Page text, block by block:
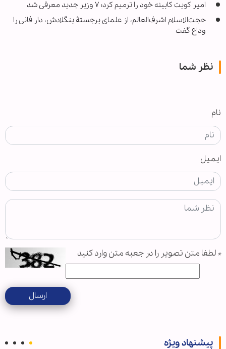
امیر کویت کابینه خود را ترمیم کرد؛ ۷ وزیر جدید معرفی شد
حجت‌الاسلام اشرف‌العالم، از علمای برجستۀ بنگلادش، دار فانی را
وداع گفت
نظر شما
نام
ایمیل
* لطفا متن تصویر را در جعبه متن وارد کنید
ارسال
پیشنهاد ویژه